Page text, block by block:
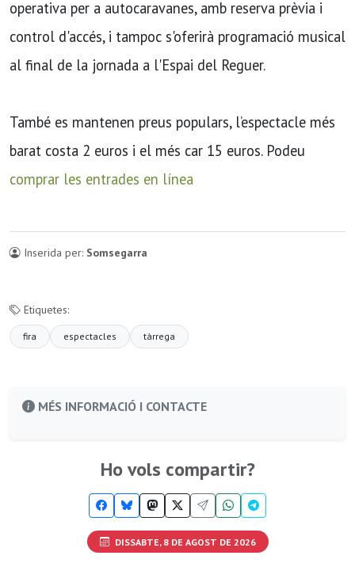
operativa per a autocaravanes, amb reserva prèvia i
control d'accés, i tampoc s'oferirà programació musical
al final de la jornada a l'Espai del Reguer.
També es mantenen preus populars, l’espectacle més
barat costa 2 euros i el més car 15 euros. Podeu
comprar les entrades en línea
Inserida per: Somsegarra
Etiquetes:
fira espectacles tàrrega
MÉS INFORMACIÓ I CONTACTE
Ho vols compartir?
DISSABTE, 8 DE AGOST DE 2026